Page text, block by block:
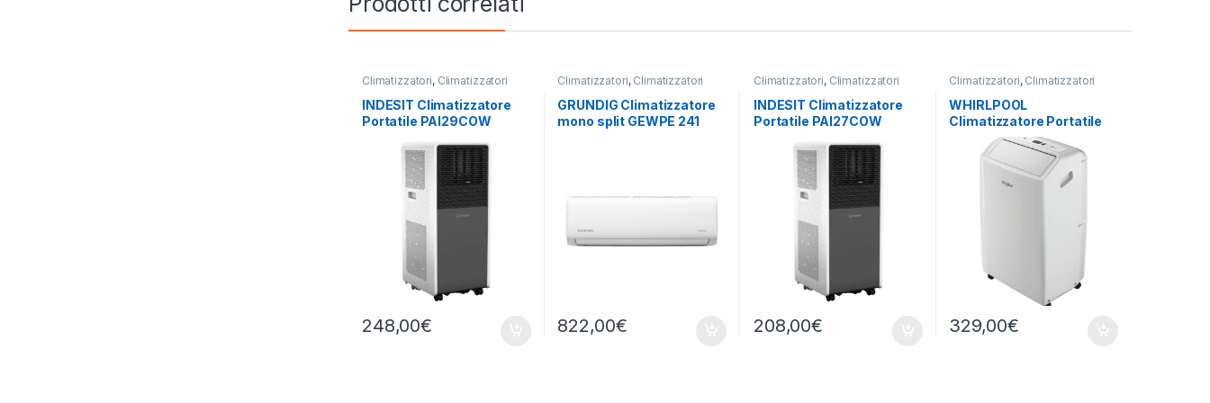
Climatizzatori, Climatizzatori
INDESIT Climatizzatore
Portatile PAI29COW
248,00€
Climatizzatori, Climatizzatori
GRUNDIG Climatizzatore
mono split GEWPE 241
822,00€
Climatizzatori, Climatizzatori
INDESIT Climatizzatore
Portatile PAI27COW
208,00€
Climatizzatori, Climatizzatori
WHIRLPOOL
Climatizzatore Portatile
PACF29CO W
329,00€